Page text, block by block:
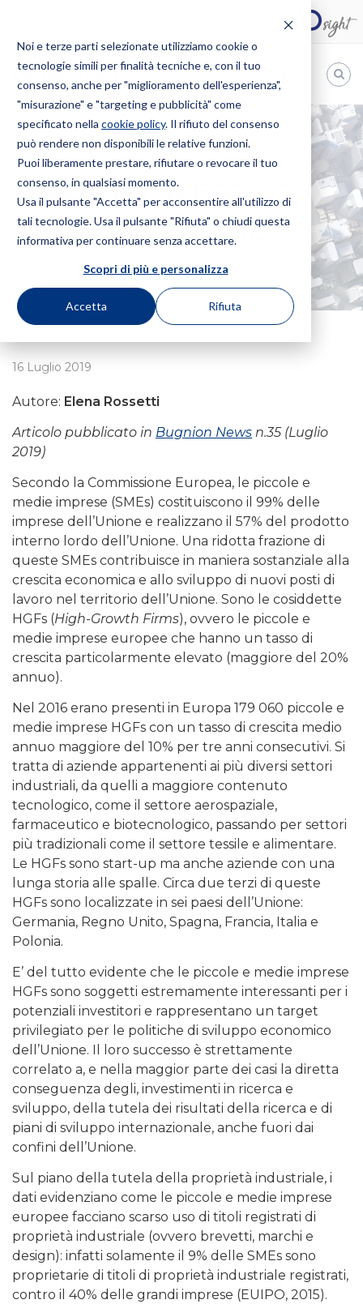
Noi e terze parti selezionate utilizziamo cookie o
tecnologie simili per finalità tecniche e, con il tuo
consenso, anche per "miglioramento dell'esperienza",
"misurazione" e "targeting e pubblicità" come
specificato nella cookie policy. Il rifiuto del consenso
può rendere non disponibili le relative funzioni.
Puoi liberamente prestare, rifiutare o revocare il tuo
consenso, in qualsiasi momento.
Usa il pulsante "Accetta" per acconsentire all'utilizzo di
tali tecnologie. Usa il pulsante "Rifiuta" o chiudi questa
informativa per continuare senza accettare.
Scopri di più e personalizza
Accetta Rifiuta
Bugnion
The
way
HOME NEWS SPECCHIO SPECCHIO DELLE MIE BRAME…
SPECCHIO SPECCHIO
DELLE MIE BRAME…
16 Luglio 2019
Autore: Elena Rossetti
Articolo pubblicato in Bugnion News n.35 (Luglio
2019)
Secondo la Commissione Europea, le piccole e
medie imprese (SMEs) costituiscono il 99% delle
imprese dell’Unione e realizzano il 57% del prodotto
interno lordo dell’Unione. Una ridotta frazione di
queste SMEs contribuisce in maniera sostanziale alla
crescita economica e allo sviluppo di nuovi posti di
lavoro nel territorio dell’Unione. Sono le cosiddette
HGFs (High-Growth Firms), ovvero le piccole e
medie imprese europee che hanno un tasso di
crescita particolarmente elevato (maggiore del 20%
annuo).
Nel 2016 erano presenti in Europa 179 060 piccole e
medie imprese HGFs con un tasso di crescita medio
annuo maggiore del 10% per tre anni consecutivi. Si
tratta di aziende appartenenti ai più diversi settori
industriali, da quelli a maggiore contenuto
tecnologico, come il settore aerospaziale,
farmaceutico e biotecnologico, passando per settori
più tradizionali come il settore tessile e alimentare.
Le HGFs sono start-up ma anche aziende con una
lunga storia alle spalle. Circa due terzi di queste
HGFs sono localizzate in sei paesi dell’Unione:
Germania, Regno Unito, Spagna, Francia, Italia e
Polonia.
E’ del tutto evidente che le piccole e medie imprese
HGFs sono soggetti estremamente interessanti per i
potenziali investitori e rappresentano un target
privilegiato per le politiche di sviluppo economico
dell’Unione. Il loro successo è strettamente
correlato a, e nella maggior parte dei casi la diretta
conseguenza degli, investimenti in ricerca e
sviluppo, della tutela dei risultati della ricerca e di
piani di sviluppo internazionale, anche fuori dai
confini dell’Unione.
Sul piano della tutela della proprietà industriale, i
dati evidenziano come le piccole e medie imprese
europee facciano scarso uso di titoli registrati di
proprietà industriale (ovvero brevetti, marchi e
design): infatti solamente il 9% delle SMEs sono
proprietarie di titoli di proprietà industriale registrati,
contro il 40% delle grandi imprese (EUIPO, 2015).